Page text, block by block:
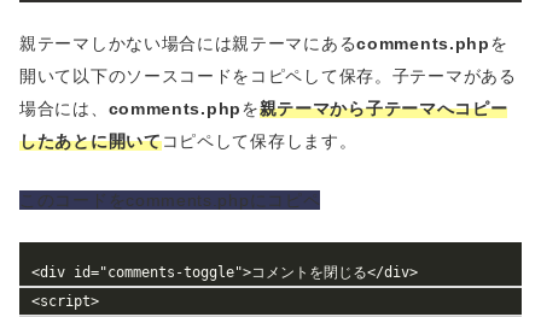
親テーマしかない場合には親テーマにあるcomments.phpを
開いて以下のソースコードをコピペして保存。子テーマがある
場合には、 comments.phpを親テーマから子テーマへコピー
したあとに開いてコピペして保存します。
このコードをcomments.phpにコピペ
<div id="comments-toggle">コメントを閉じる</div>
<script>